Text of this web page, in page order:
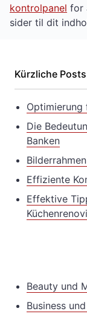
kontrolpanel for
sider til dit
Kürzliche Posts
Die
Banken
Effiziente
Effektive
Beauty und
Business